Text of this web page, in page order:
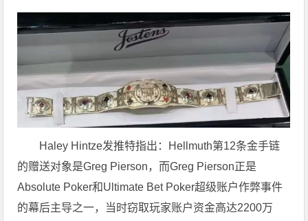
Haley Hintze发推特指出：Hellmuth第12条金手链
的赠送对象是Greg Pierson，而Greg Pierson正是
Absolute Poker和Ultimate Bet Poker超级账户作弊事件
的幕后主导之一，当时窃取玩家账户资金高达2200万